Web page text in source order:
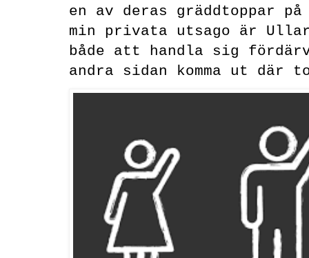
en av deras gräddtoppar
min privata utsago är
både att handla sig
andra sidan komma ut där